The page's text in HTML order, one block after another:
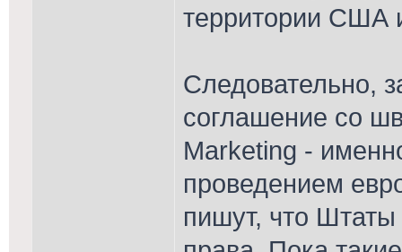
территории США
Следовательно,
соглашение со
Marketing -
проведением
пишут, что